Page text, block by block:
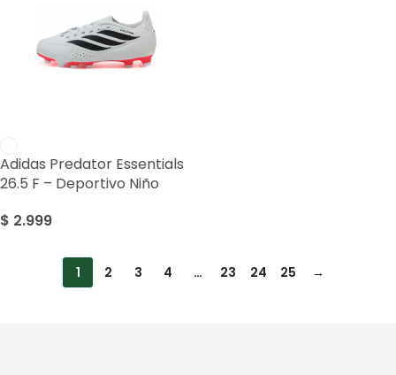
Adidas Predator Essentials
26.5 F – Deportivo Niño
$ 2.999
1 2 3 4 … 23 24 25 →